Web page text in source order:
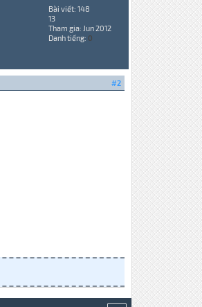
Bài viết: 148
13
Tham gia: Jun 2012
Danh tiếng: 0
#2